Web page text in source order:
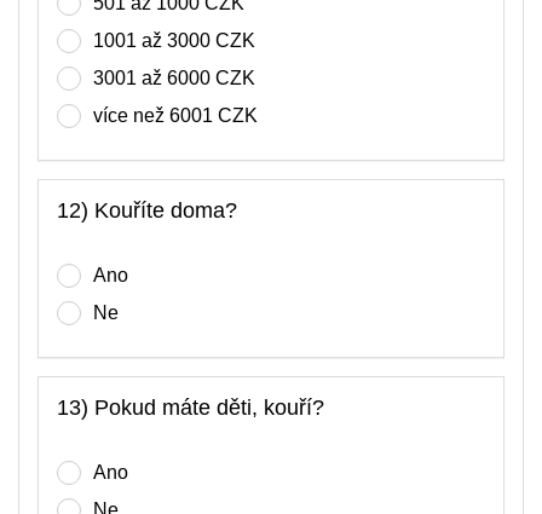
1001 až 3000 CZK
3001 až 6000 CZK
více než 6001 CZK
12) Kouříte doma?
Ano
Ne
13) Pokud máte děti, kouří?
Ano
Ne